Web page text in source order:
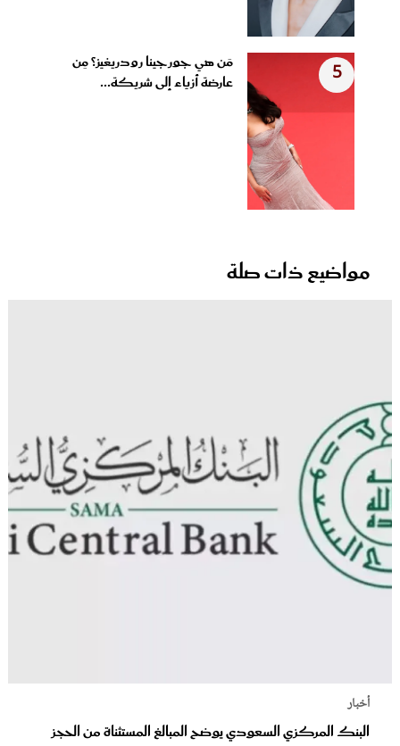
5
مَن هي جورجينا رودريغيز؟ مِن
عارضة أزياء إلى شريكة...
مواضيع ذات صلة
أخبار
البنك المركزي السعودي يوضح المبالغ المستثناة من الحجز